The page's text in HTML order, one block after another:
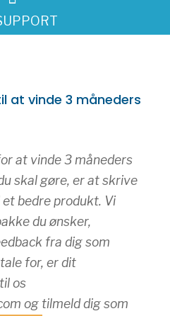
at vinde 3 måneders
at vinde 3 måneders
skal gøre, er at skrive
bedre produkt. Vi
du ønsker,
fra dig som
for, er dit
os
og tilmeld dig som